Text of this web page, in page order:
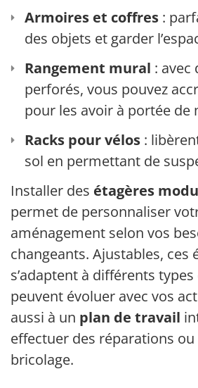
Armoires et coffres :
des objets et garder
Rangement mural : avec
perforés, vous pouvez
pour les avoir à portée de
Racks pour vélos :
sol en permettant de
Installer des étagères
permet de personnaliser
aménagement selon vos
changeants. Ajustables, ces
s’adaptent à différents types
peuvent évoluer avec vos
aussi à un plan de travail
effectuer des réparations
bricolage.